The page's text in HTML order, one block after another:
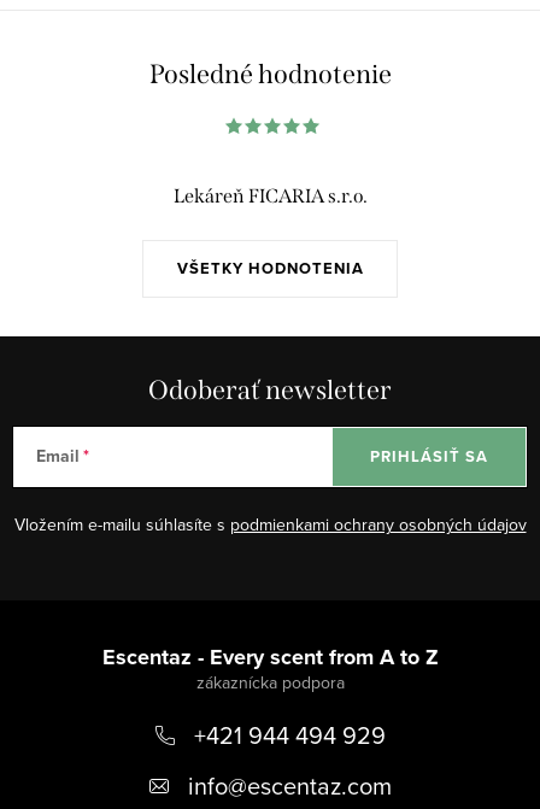
k
ý
i
s
Posledné hodnotenie
VŠETKY HODNOTENIA
Lekáreň FICARIA s.r.o.
Odoberať newsletter
Email
Vložením e-mailu súhlasíte s podmienkami ochrany osobných údajov
PRIHLÁSIŤ SA
Escentaz - Every scent from A to Z
+421 944 494 929
info@escentaz.com